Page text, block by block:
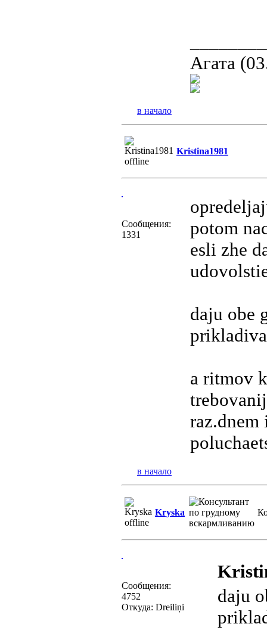
Агата
в начало
Kristina1981
Сообщения:
1331
potom
esli zhe
daju obe
a ritmov
raz.dnem
в начало
Kryska
Сообщения:
4752
Откуда: Dreiliņi
daju